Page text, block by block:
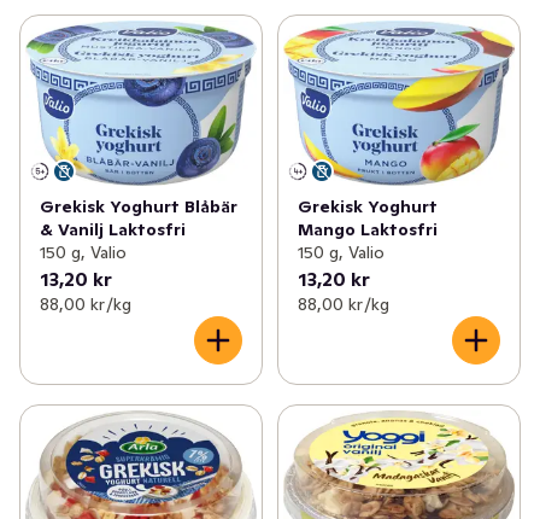
Grekisk Yoghurt Blåbär
& Vanilj Laktosfri
150 g, Valio
13,20 kr
88,00 kr /kg
Grekisk Yoghurt
Mango Laktosfri
150 g, Valio
13,20 kr
88,00 kr /kg